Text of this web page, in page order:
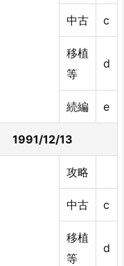
中古 c
移植
等
d
続編 e
1991/12/13
攻略
中古 c
移植
等
d